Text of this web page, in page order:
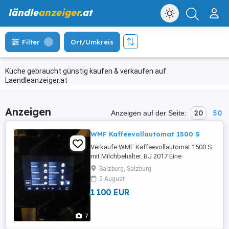
ländleanzeiger.at
Küche gebraucht günstig kaufen & verkaufen auf
Laendleanzeiger.at
Filter Ort/Umkreis
Anzeigen Anzeigen auf der Seite: 20 50
7
WMF Kaffeevollautomat 1500 S
Verkaufe WMF Kaffeevollautomat 1500 S
mit Milchbehälter. BJ 2017 Eine
Kaffeemaschine mit allen Vorzügen.
Höhenverstellbaren Auslauf.
Salzburg, Salzburg
5 August
1 100 EUR